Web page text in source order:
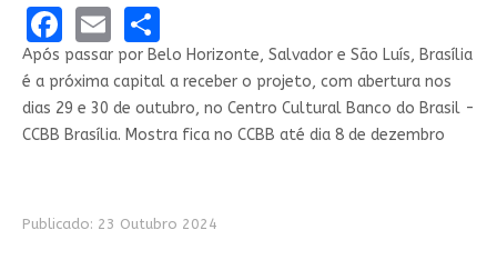
Facebook
EmailShare
Após passar por Belo Horizonte, Salvador e São Luís, Brasília
é a próxima capital a receber o projeto, com abertura nos
dias 29 e 30 de outubro, no Centro Cultural Banco do Brasil -
CCBB Brasília. Mostra fica no CCBB até dia 8 de dezembro
Publicado: 23 Outubro 2024